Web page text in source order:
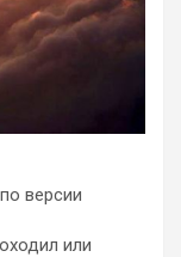
версии
или